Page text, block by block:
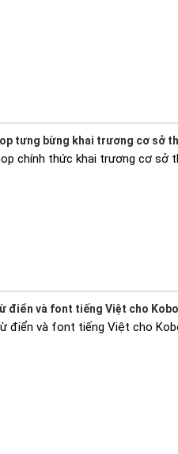
tưng bừng khai trương cơ sở
chính thức khai trương cơ sở
điển và font tiếng Việt cho Kobo
điển và font tiếng Việt cho